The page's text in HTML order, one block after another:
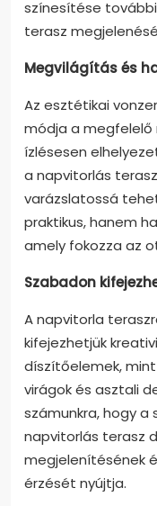
színesítése
terasz
Megvilágítás és
Az esztétikai
módja a megfelelő
ízlésesen
a napvitorlás
varázslatossá
praktikus, hanem
amely fokozza az
Szabadon
A napvitorla
kifejezhetjük
díszítőelemek,
virágok és asztali
számunkra, hogy a
napvitorlás terasz
megjelenítésének
érzését nyújtja.